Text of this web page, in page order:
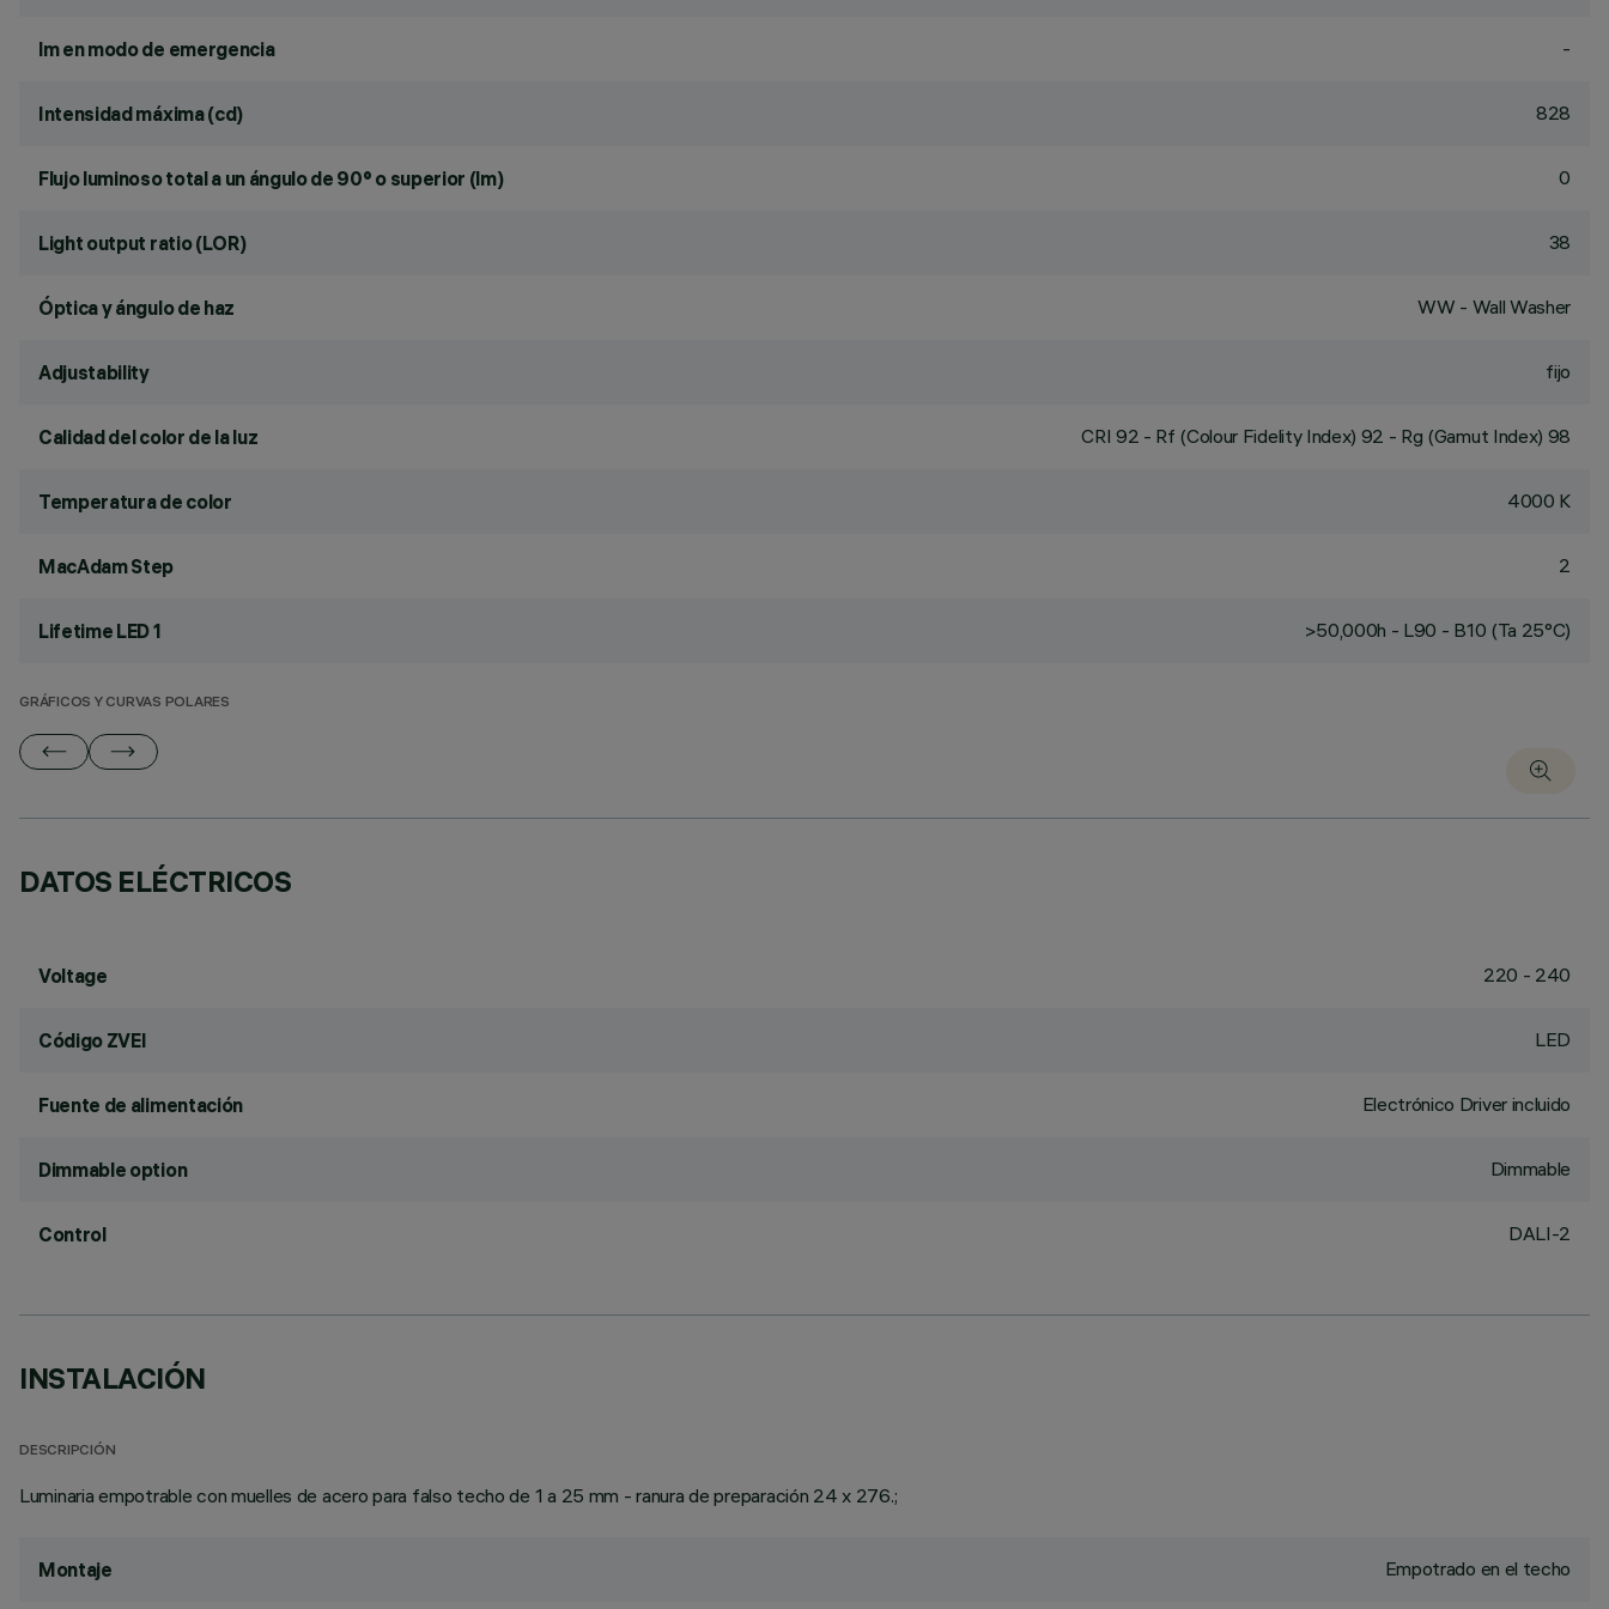
lm en modo de emergencia -
Intensidad máxima (cd) 828
Flujo luminoso total a un ángulo de 90° o superior (lm) 0
Light output ratio (LOR) 38
Óptica y ángulo de haz WW - Wall Washer
Adjustability fijo
Calidad del color de la luz CRI 92 - Rf (Colour Fidelity Index) 92 - Rg (Gamut Index) 98
Temperatura de color 4000 K
MacAdam Step 2
Lifetime LED 1 >50,000h - L90 - B10 (Ta 25°C)
GRÁFICOS Y CURVAS POLARES
DATOS ELÉCTRICOS
Voltage 220 - 240
Código ZVEI LED
Fuente de alimentación Electrónico Driver incluido
Dimmable option Dimmable
Control DALI-2
INSTALACIÓN
DESCRIPCIÓN
Luminaria empotrable con muelles de acero para falso techo de 1 a 25 mm - ranura de preparación 24 x 276.;
Montaje Empotrado en el techo